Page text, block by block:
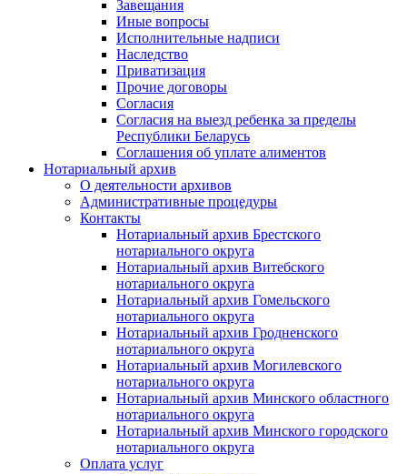
Завещания
Иные вопросы
Исполнительные надписи
Наследство
Приватизация
Прочие договоры
Согласия
Согласия на выезд ребенка за пределы
Республики Беларусь
Соглашения об уплате алиментов
Нотариальный архив
О деятельности архивов
Административные процедуры
Контакты
Нотариальный архив Брестского
нотариального округа
Нотариальный архив Витебского
нотариального округа
Нотариальный архив Гомельского
нотариального округа
Нотариальный архив Гродненского
нотариального округа
Нотариальный архив Могилевского
нотариального округа
Нотариальный архив Минского областного
нотариального округа
Нотариальный архив Минского городского
нотариального округа
Оплата услуг